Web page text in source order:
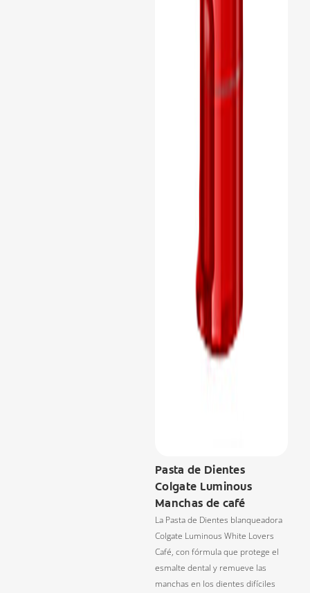
Pasta de Dientes
Colgate Luminous
Manchas de café
La Pasta de Dientes blanqueadora
Colgate Luminous White Lovers
Café, con fórmula que protege el
esmalte dental y remueve las
manchas en los dientes difíciles